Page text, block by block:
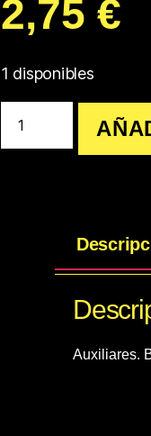
2,75 €
1 disponibles
Auxiliares.